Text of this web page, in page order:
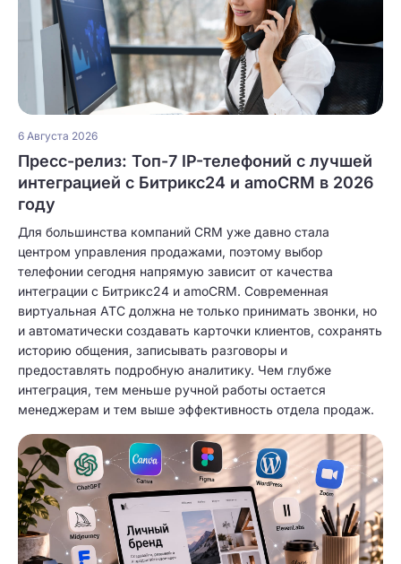
6 Августа 2026
Пресс-релиз: Топ-7 IP-телефоний с лучшей
интеграцией с Битрикс24 и amoCRM в 2026
году
Для большинства компаний CRM уже давно стала
центром управления продажами, поэтому выбор
телефонии сегодня напрямую зависит от качества
интеграции с Битрикс24 и amoCRM. Современная
виртуальная АТС должна не только принимать звонки, но
и автоматически создавать карточки клиентов, сохранять
историю общения, записывать разговоры и
предоставлять подробную аналитику. Чем глубже
интеграция, тем меньше ручной работы остается
менеджерам и тем выше эффективность отдела продаж.